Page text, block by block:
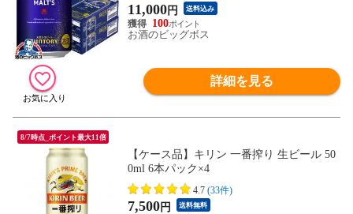
11,000円 送料込み
100
お酒のビッグボス
詳細を見る
8/7時点_ポイント最大11倍
【ケース品】キリン 一番搾り 生ビール 50
0ml 6本パック×4
4.7 (33件)
7,500円 送料無料